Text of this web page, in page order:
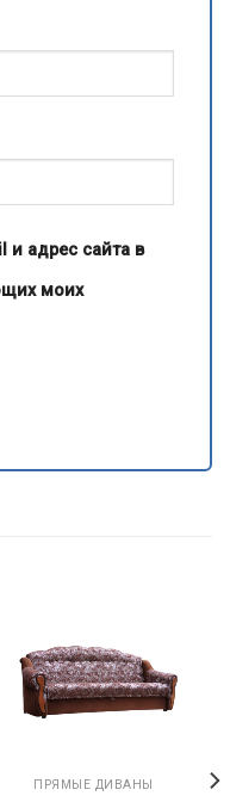
и адрес сайта в
моих
ПРЯМЫЕ ДИВАНЫ